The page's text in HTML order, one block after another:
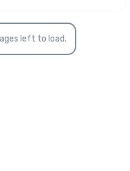
left to load.